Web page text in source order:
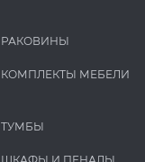
РАКОВИНЫ
КОМПЛЕКТЫ МЕБЕЛИ
ТУМБЫ